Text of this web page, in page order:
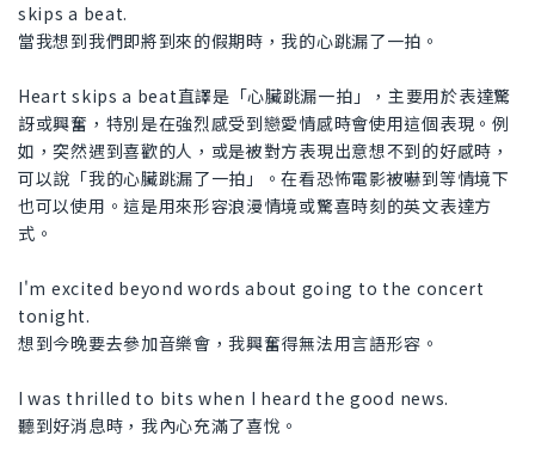
skips a beat.
當我想到我們即將到來的假期時，我的心跳漏了一拍。
Heart skips a beat直譯是「心臟跳漏一拍」，主要用於表達驚
訝或興奮，特別是在強烈感受到戀愛情感時會使用這個表現。例
如，突然遇到喜歡的人，或是被對方表現出意想不到的好感時，
可以說「我的心臟跳漏了一拍」。在看恐怖電影被嚇到等情境下
也可以使用。這是用來形容浪漫情境或驚喜時刻的英文表達方
式。
I'm excited beyond words about going to the concert
tonight.
想到今晚要去參加音樂會，我興奮得無法用言語形容。
I was thrilled to bits when I heard the good news.
聽到好消息時，我內心充滿了喜悅。